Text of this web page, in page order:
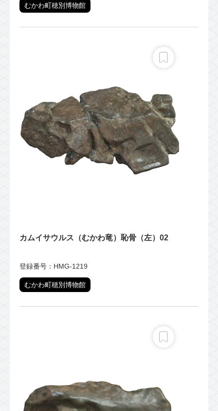
むかわ町穂別博物館
カムイサウルス（むかわ竜）恥骨（左）02
登録番号：HMG-1219
むかわ町穂別博物館